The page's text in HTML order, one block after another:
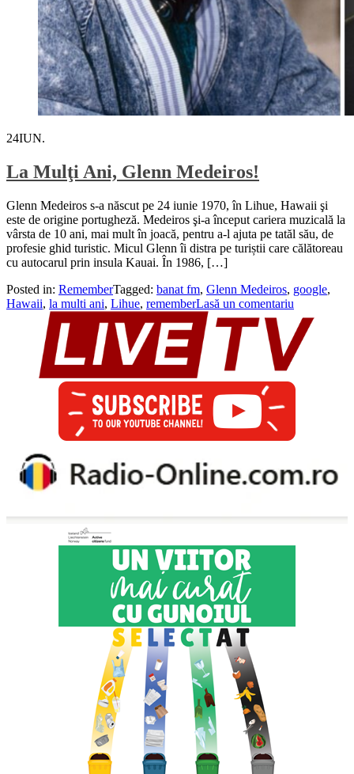
24IUN.
La Mulţi Ani, Glenn Medeiros!
Glenn Medeiros s-a născut pe 24 iunie 1970, în Lihue, Hawaii şi
este de origine portugheză. Medeiros şi-a început cariera muzicală la
vârsta de 10 ani, mai mult în joacă, pentru a-l ajuta pe tatăl său, de
profesie ghid turistic. Micul Glenn îi distra pe turiștii care călătoreau
cu autocarul prin insula Kauai. În 1986, […]
Posted in: RememberTagged: banat fm, Glenn Medeiros, google,
Hawaii, la multi ani, Lihue, rememberLasă un comentariu